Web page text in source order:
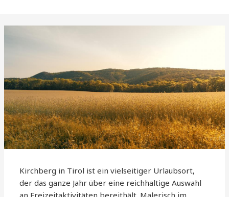
Kirchberg in Tirol ist ein vielseitiger Urlaubsort,
der das ganze Jahr über eine reichhaltige Auswahl